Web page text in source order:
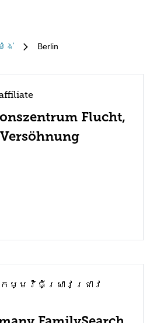
ង់ Berlin
Flucht,
មវិធី​ស្រាវជ្រាវ​